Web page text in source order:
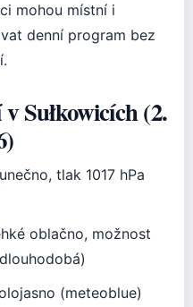
mohou místní i
denní program bez
v Sułkowicích (2.
tlak 1017 hPa
oblačno, možnost
(meteoblue)